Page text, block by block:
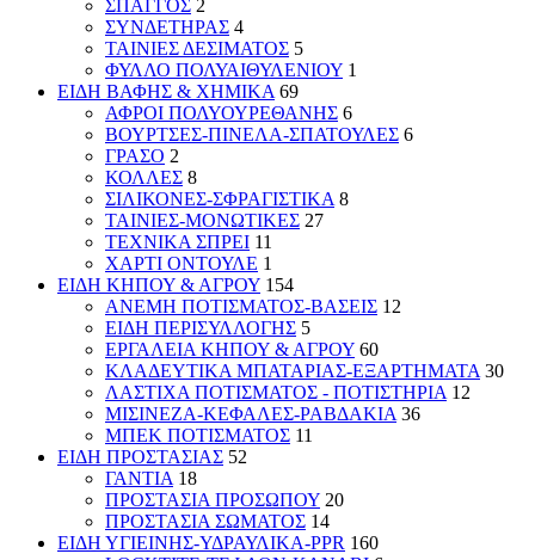
ΣΠΑΓΓΟΣ 2
ΣΥΝΔΕΤΗΡΑΣ 4
ΤΑΙΝΙΕΣ ΔΕΣΙΜΑΤΟΣ 5
ΦΥΛΛΟ ΠΟΛΥΑΙΘΥΛΕΝΙΟΥ 1
ΕΙΔΗ ΒΑΦΗΣ & ΧΗΜΙΚΑ 69
ΑΦΡΟΙ ΠΟΛΥΟΥΡΕΘΑΝΗΣ 6
ΒΟΥΡΤΣΕΣ-ΠΙΝΕΛΑ-ΣΠΑΤΟΥΛΕΣ 6
ΓΡΑΣΟ 2
ΚΟΛΛΕΣ 8
ΣΙΛΙΚΟΝΕΣ-ΣΦΡΑΓΙΣΤΙΚΑ 8
ΤΑΙΝΙΕΣ-ΜΟΝΩΤΙΚΕΣ 27
ΤΕΧΝΙΚΑ ΣΠΡΕΙ 11
ΧΑΡΤΙ ΟΝΤΟΥΛΕ 1
ΕΙΔΗ ΚΗΠΟΥ & ΑΓΡΟΥ 154
ΑΝΕΜΗ ΠΟΤΙΣΜΑΤΟΣ-ΒΑΣΕΙΣ 12
ΕΙΔΗ ΠΕΡΙΣΥΛΛΟΓΗΣ 5
ΕΡΓΑΛΕΙΑ ΚΗΠΟΥ & ΑΓΡΟΥ 60
ΚΛΑΔΕΥΤΙΚΑ ΜΠΑΤΑΡΙΑΣ-ΕΞΑΡΤΗΜΑΤΑ 30
ΛΑΣΤΙΧΑ ΠΟΤΙΣΜΑΤΟΣ - ΠΟΤΙΣΤΗΡΙΑ 12
ΜΙΣΙΝΕΖΑ-ΚΕΦΑΛΕΣ-ΡΑΒΔΑΚΙΑ 36
ΜΠΕΚ ΠΟΤΙΣΜΑΤΟΣ 11
ΕΙΔΗ ΠΡΟΣΤΑΣΙΑΣ 52
ΓΑΝΤΙΑ 18
ΠΡΟΣΤΑΣΙΑ ΠΡΟΣΩΠΟΥ 20
ΠΡΟΣΤΑΣΙΑ ΣΩΜΑΤΟΣ 14
ΕΙΔΗ ΥΓΙΕΙΝΗΣ-ΥΔΡΑΥΛΙΚΑ-PPR 160